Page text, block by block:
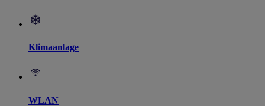
Klimaanlage
WLAN